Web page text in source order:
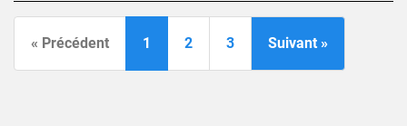
« Précédent 1 2 3 Suivant »